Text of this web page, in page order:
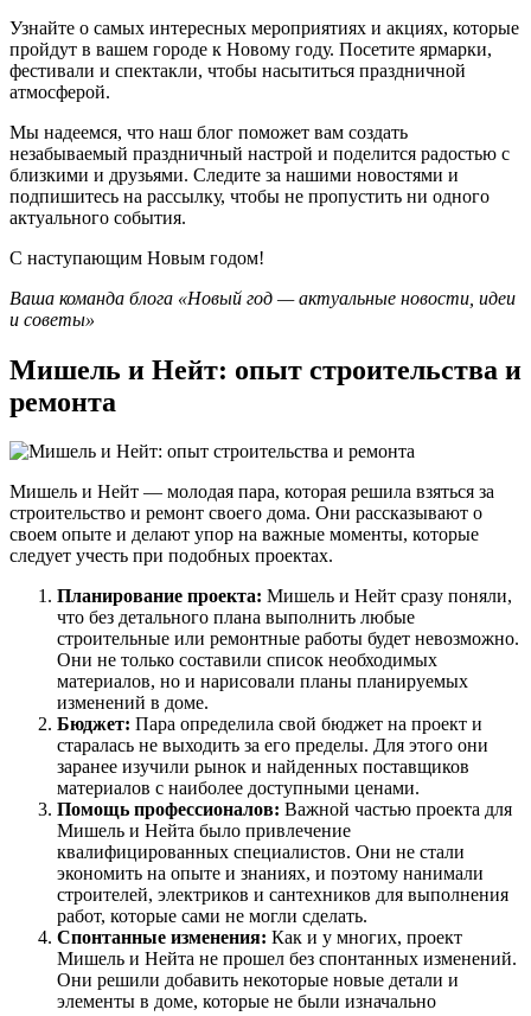
Узнайте о самых интересных мероприятиях и акциях, которые
пройдут в вашем городе к Новому году. Посетите ярмарки,
фестивали и спектакли, чтобы насытиться праздничной
атмосферой.
Мы надеемся, что наш блог поможет вам создать
незабываемый праздничный настрой и поделится радостью с
близкими и друзьями. Следите за нашими новостями и
подпишитесь на рассылку, чтобы не пропустить ни одного
актуального события.
С наступающим Новым годом!
Ваша команда блога «Новый год — актуальные новости, идеи
и советы»
Мишель и Нейт: опыт строительства и
ремонта
Мишель и Нейт — молодая пара, которая решила взяться за
строительство и ремонт своего дома. Они рассказывают о
своем опыте и делают упор на важные моменты, которые
следует учесть при подобных проектах.
Планирование проекта: Мишель и Нейт сразу поняли,
что без детального плана выполнить любые
строительные или ремонтные работы будет невозможно.
Они не только составили список необходимых
материалов, но и нарисовали планы планируемых
изменений в доме.
Бюджет: Пара определила свой бюджет на проект и
старалась не выходить за его пределы. Для этого они
заранее изучили рынок и найденных поставщиков
материалов с наиболее доступными ценами.
Помощь профессионалов: Важной частью проекта для
Мишель и Нейта было привлечение
квалифицированных специалистов. Они не стали
экономить на опыте и знаниях, и поэтому нанимали
строителей, электриков и сантехников для выполнения
работ, которые сами не могли сделать.
Спонтанные изменения: Как и у многих, проект
Мишель и Нейта не прошел без спонтанных изменений.
Они решили добавить некоторые новые детали и
элементы в доме, которые не были изначально